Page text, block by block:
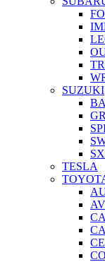
SUZUKI
TESLA